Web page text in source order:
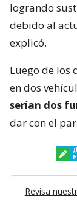
logrando
debido al
explicó.
Luego de los
en dos
serían dos
dar con el
Revisa